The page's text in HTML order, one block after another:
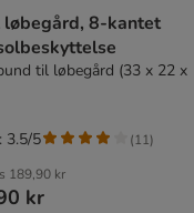
løbegård, 8-kantet
til løbegård (33 x 22 x
189,90 kr
kr
3.5/5 (11)